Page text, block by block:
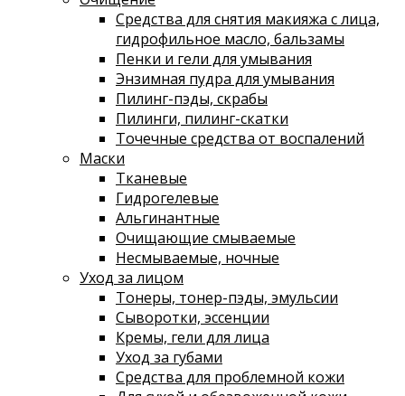
Средства для снятия макияжа с лица,
гидрофильное масло, бальзамы
Пенки и гели для умывания
Энзимная пудра для умывания
Пилинг-пэды, скрабы
Пилинги, пилинг-скатки
Точечные средства от воспалений
Маски
Тканевые
Гидрогелевые
Альгинантные
Очищающие смываемые
Несмываемые, ночные
Уход за лицом
Тонеры, тонер-пэды, эмульсии
Сыворотки, эссенции
Кремы, гели для лица
Уход за губами
Средства для проблемной кожи